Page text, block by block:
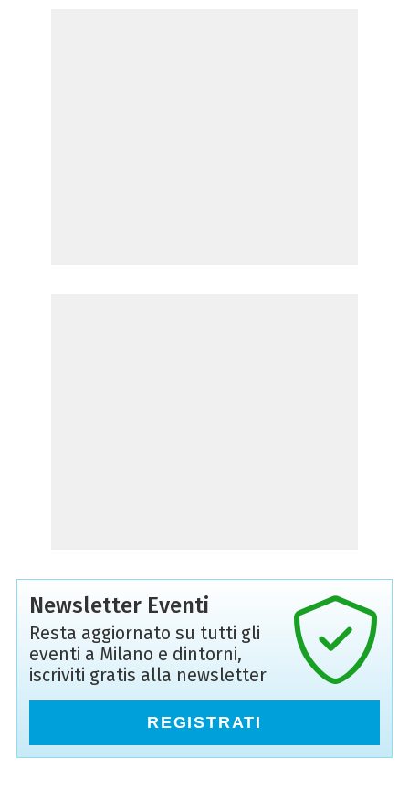
Newsletter Eventi
Resta aggiornato su tutti gli
eventi a Milano e dintorni,
iscriviti gratis alla newsletter
REGISTRATI